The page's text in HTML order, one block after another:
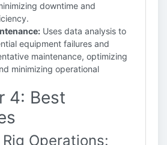
downtime and
Uses data analysis to
equipment failures and
maintenance, optimizing
minimizing operational
4: Best
Operations: